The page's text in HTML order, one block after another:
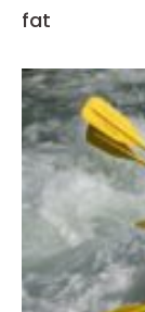
fat